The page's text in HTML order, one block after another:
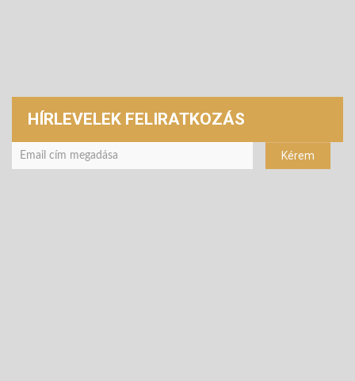
HÍRLEVELEK FELIRATKOZÁS